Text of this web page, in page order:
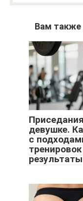
Вам также
девушке.
с
результаты